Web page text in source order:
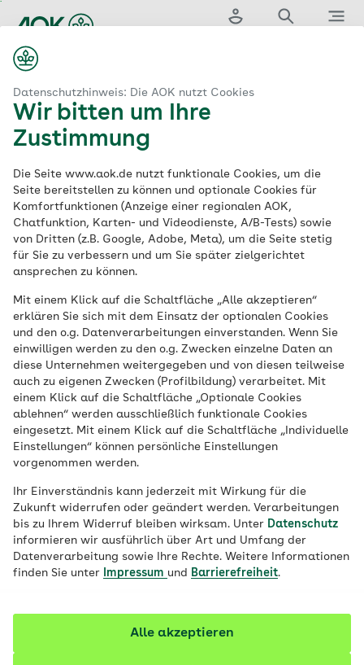
Datenschutzhinweis: Die AOK nutzt Cookies
Wir bitten um Ihre
Zustimmung
Die Seite www.aok.de nutzt funktionale Cookies, um die
Seite bereitstellen zu können und optionale Cookies für
Komfortfunktionen (Anzeige einer regionalen AOK,
Chatfunktion, Karten- und Videodienste, A/B-Tests) sowie
von Dritten (z.B. Google, Adobe, Meta), um die Seite stetig
für Sie zu verbessern und um Sie später zielgerichtet
ansprechen zu können.
Mit einem Klick auf die Schaltfläche „Alle akzeptieren“
erklären Sie sich mit dem Einsatz der optionalen Cookies
und den o.g. Datenverarbeitungen einverstanden. Wenn Sie
einwilligen werden zu den o.g. Zwecken einzelne Daten an
diese Unternehmen weitergegeben und von diesen teilweise
auch zu eigenen Zwecken (Profilbildung) verarbeitet. Mit
einem Klick auf die Schaltfläche „Optionale Cookies
ablehnen“ werden ausschließlich funktionale Cookies
eingesetzt. Mit einem Klick auf die Schaltfläche „Individuelle
Einstellungen“ können persönliche Einstellungen
vorgenommen werden.
Ihr Einverständnis kann jederzeit mit Wirkung für die
Zukunft widerrufen oder geändert werden. Verarbeitungen
bis zu Ihrem Widerruf bleiben wirksam. Unter Datenschutz
informieren wir ausführlich über Art und Umfang der
Datenverarbeitung sowie Ihre Rechte. Weitere Informationen
finden Sie unter
Impressum und Barrierefreiheit.
Alle akzeptieren
Hauptinhalt
springen
Antrag und
Erstattung der
Verhinderungspflege
Ist die private Pflegeperson im Urlaub,
von Krankheit verhindert, kann
Verhinderungspflege in Anspruch
genommen werden. Die AOK-Pflegekasse
übernimmt die Kosten dafür. Den Antrag
auf Verhinderungspflege sowie für die
Kostenerstattung stellen Sie hier. Ganz
unkompliziert per Post oder online.
Antrag und Abrechnung der
Verhinderungspflege:
Die Formulare und Anträge der AOK